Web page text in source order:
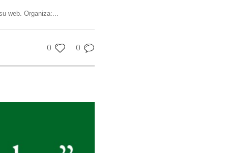
web. Organiza:...
0 0